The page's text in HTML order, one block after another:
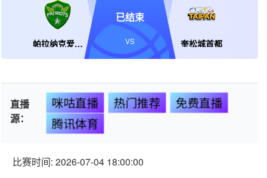
帕拉纳克爱国者 奎松城首都
已结束
VS
直播
源：
咪咕直播 热门推荐
免费直播
腾讯体育
比赛时间: 2026-07-04 18:00:00